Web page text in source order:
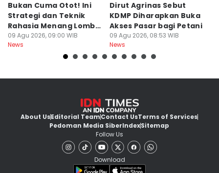
Bukan Cuma Otot! Ini
Strategi dan Teknik
Rahasia Menang Lomba
Panjat Pinang
09 Agu 2026, 09:00 WIB
News
Dirut Agrinas Sebut
KDMP Diharapkan Buka
Akses Pasar bagi Petani
09 Agu 2026, 08:53 WIB
News
About UsEditorial TeamContact UsTerms of Services
Pedoman Media SiberIndexSitemap
Follow Us
Download